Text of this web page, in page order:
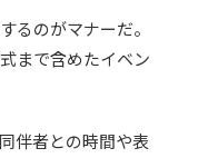
るのがマナーだ。
まで含めたイベン
同伴者との時間や表